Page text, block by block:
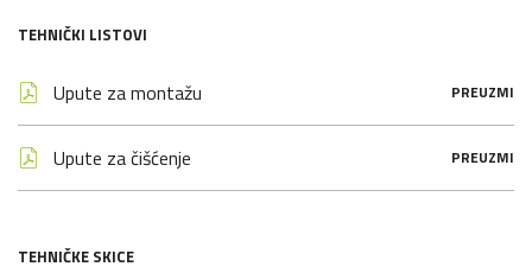
TEHNIČKI LISTOVI
Upute za montažu PREUZMI
Upute za čišćenje PREUZMI
TEHNIČKE SKICE